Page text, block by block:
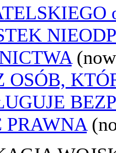
OSÓB,
PRAWNA